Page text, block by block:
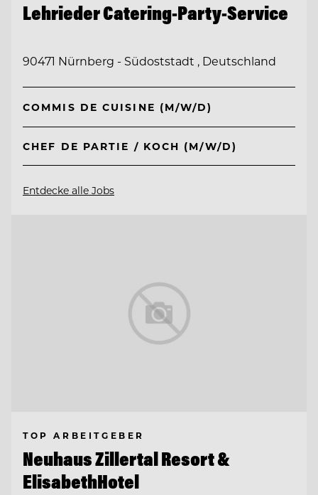
Lehrieder Catering-Party-Service
90471 Nürnberg - Südoststadt , Deutschland
COMMIS DE CUISINE (M/W/D)
CHEF DE PARTIE / KOCH (M/W/D)
Entdecke alle Jobs
TOP ARBEITGEBER
Neuhaus Zillertal Resort &
ElisabethHotel